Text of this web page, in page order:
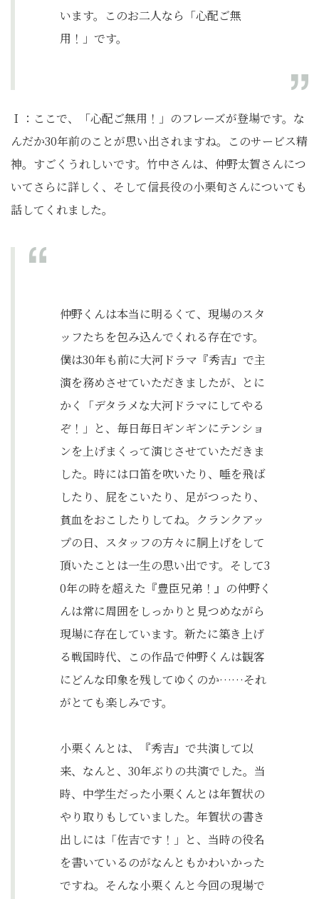
います。このお二人なら「心配ご無
用！」です。
Ｉ：ここで、「心配ご無用！」のフレーズが登場です。な
んだか30年前のことが思い出されますね。このサービス精
神。すごくうれしいです。竹中さんは、仲野太賀さんにつ
いてさらに詳しく、そして信長役の小栗旬さんについても
話してくれました。
仲野くんは本当に明るくて、現場のスタ
ッフたちを包み込んでくれる存在です。
僕は30年も前に大河ドラマ『秀吉』で主
演を務めさせていただきましたが、とに
かく「デタラメな大河ドラマにしてやる
ぞ！」と、毎日毎日ギンギンにテンショ
ンを上げまくって演じさせていただきま
した。時には口笛を吹いたり、唾を飛ば
したり、屁をこいたり、足がつったり、
貧血をおこしたりしてね。クランクアッ
プの日、スタッフの方々に胴上げをして
頂いたことは一生の思い出です。そして3
0年の時を超えた『豊臣兄弟！』の仲野く
んは常に周囲をしっかりと見つめながら
現場に存在しています。新たに築き上げ
る戦国時代、この作品で仲野くんは観客
にどんな印象を残してゆくのか……それ
がとても楽しみです。
小栗くんとは、『秀吉』で共演して以
来、なんと、30年ぶりの共演でした。当
時、中学生だった小栗くんとは年賀状の
やり取りもしていました。年賀状の書き
出しには「佐吉です！」と、当時の役名
を書いているのがなんともかわいかった
ですね。そんな小栗くんと今回の現場で